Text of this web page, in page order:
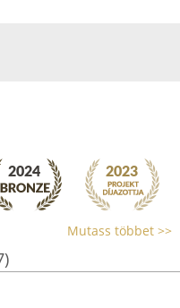
Mutass többet >>